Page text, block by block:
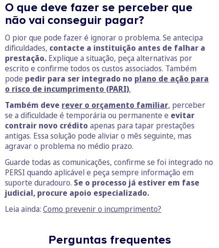
O que deve fazer se perceber que
não vai conseguir pagar?
O pior que pode fazer é ignorar o problema. Se antecipa
dificuldades, contacte a instituição antes de falhar a
prestação. Explique a situação, peça alternativas por
escrito e confirme todos os custos associados. Também
pode pedir para ser integrado no plano de ação para
o risco de incumprimento (PARI).
Também deve rever o orçamento familiar, perceber
se a dificuldade é temporária ou permanente e evitar
contrair novo crédito apenas para tapar prestações
antigas. Essa solução pode aliviar o mês seguinte, mas
agravar o problema no médio prazo.
Guarde todas as comunicações, confirme se foi integrado no
PERSI quando aplicável e peça sempre informação em
suporte duradouro. Se o processo já estiver em fase
judicial, procure apoio especializado.
Leia ainda: Como prevenir o incumprimento?
Perguntas frequentes